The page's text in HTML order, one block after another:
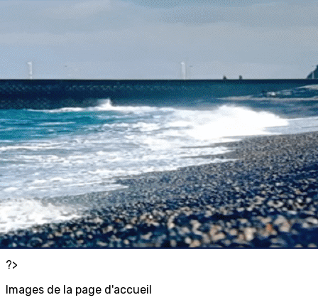
Exporter les lignes sélectionnées
Menu
<
>
Animations annuelles 2025-2026
Programme bimestriel
Animations physiques
Animations culturelles et loisirs
Animations " bien-être "
Animations sorties et découvertes
Sorties extérieures
Agenda
Agenda Google
?>
Images de la page d'accueil